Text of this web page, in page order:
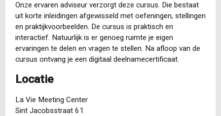
Onze ervaren adviseur verzorgt deze cursus. Die bestaat
uit korte inleidingen afgewisseld met oefeningen, stellingen
en praktijkvoorbeelden. De cursus is praktisch en
interactief. Natuurlijk is er genoeg ruimte je eigen
ervaringen te delen en vragen te stellen. Na afloop van de
cursus ontvang je een digitaal deelnamecertificaat.
Locatie
La Vie Meeting Center
Sint Jacobsstraat 61